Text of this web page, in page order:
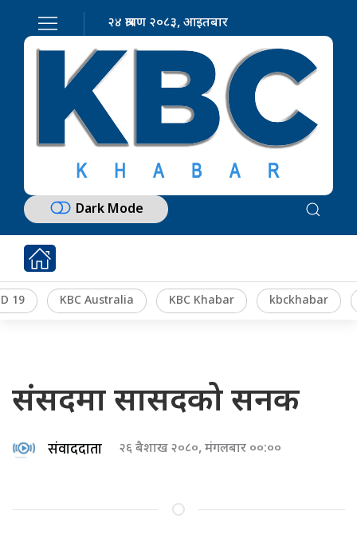
२४ श्रावण २०८३, आइतबार
Dark Mode
19 KBC Australia KBC Khabar kbckhabar
संसदमा सासदको सनक
संवाददाता २६ बैशाख २०८०, मंगलबार ००:००